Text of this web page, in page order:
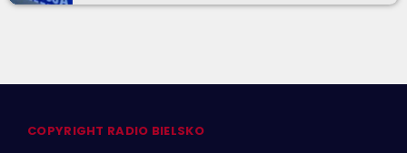
COPYRIGHT RADIO BIELSKO